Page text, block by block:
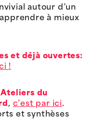
autour d’un
à mieux
et déjà ouvertes:
!
Ateliers du
, c’est par ici.
et synthèses